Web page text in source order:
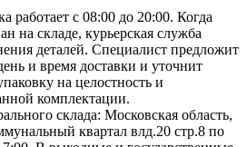
работает с 08:00 до 20:00. Когда
на складе, курьерская служба
деталей. Специалист предложит
и время доставки и уточнит
на целостность и
комплектации.
склада: Московская область,
квартал влд.20 стр.8 по